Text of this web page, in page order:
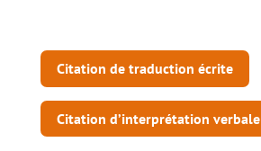
Citation de traduction écrite
Citation d’interprétation verbale